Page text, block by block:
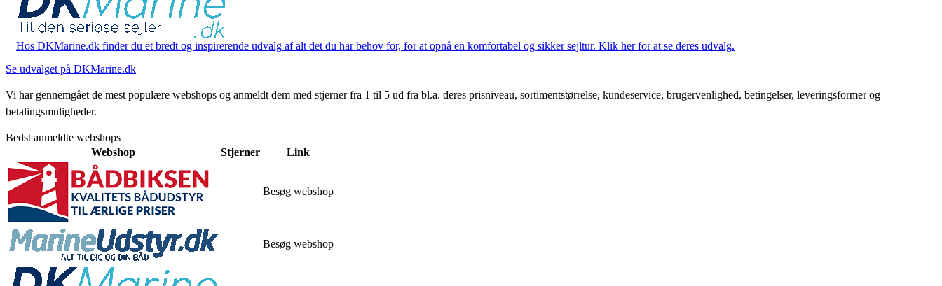
Hos DKMarine.dk finder du et bredt og inspirerende udvalg af alt det du har behov for, for at opnå en komfortabel og sikker sejltur. Klik her for at se deres udvalg.
Se udvalget på DKMarine.dk
Vi har gennemgået de mest populære webshops og anmeldt dem med stjerner fra 1 til 5 ud fra bl.a. deres prisniveau, sortimentstørrelse, kundeservice, brugervenlighed, betingelser, leveringsformer og
betalingsmuligheder.
Bedst anmeldte webshops
Webshop
Stjerner Link
Besøg webshop
Besøg webshop